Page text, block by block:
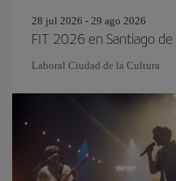
28 jul 2026 - 29 ago 2026
FIT 2026 en Santiago
Laboral Ciudad de la Cultura